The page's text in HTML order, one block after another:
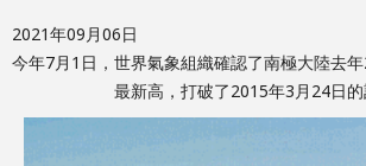
2021年09月06日
今年7月1日，世界氣象組織確認了南極大陸去
最新高，打破了2015年3月24日的